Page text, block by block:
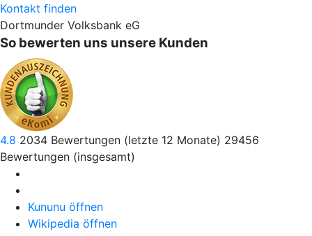
Kontakt finden
Dortmunder Volksbank eG
So bewerten uns unsere Kunden
4.8 2034 Bewertungen (letzte 12 Monate) 29456
Bewertungen (insgesamt)
Kununu öffnen
Wikipedia öffnen